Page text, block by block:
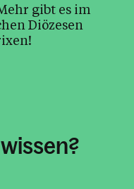
gibt es im
Diözesen